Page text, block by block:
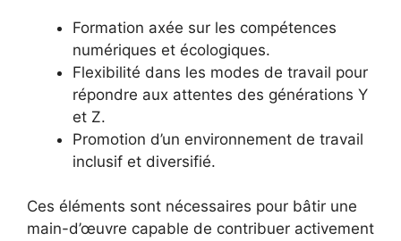
Formation axée sur les compétences
numériques et écologiques.
Flexibilité dans les modes de travail pour
répondre aux attentes des générations Y
et Z.
Promotion d’un environnement de travail
inclusif et diversifié.
Ces éléments sont nécessaires pour bâtir une
main-d’œuvre capable de contribuer activement